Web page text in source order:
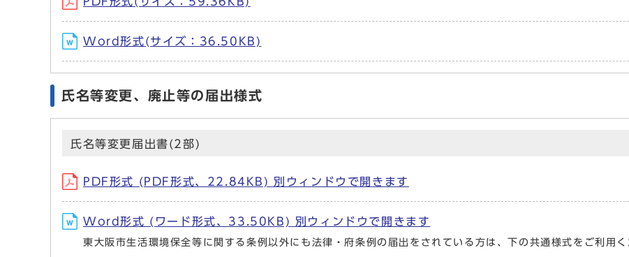
Word形式(サイズ：36.50KB)
氏名等変更、廃止等の届出様式
氏名等変更届出書(2部)
PDF形式 (PDF形式、22.84KB) 別ウィンドウで開きます
Word形式 (ワード形式、33.50KB) 別ウィンドウで開きます
東大阪市生活環境保全等に関する条例以外にも法律・府条例の届出をされている方は、下の共通様式をご利用く